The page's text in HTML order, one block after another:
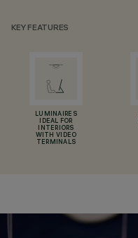
KEY FEATURES
LUMINAIRES
IDEAL FOR
INTERIORS
WITH VIDEO
TERMINALS